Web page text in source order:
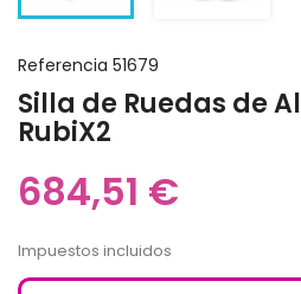
Referencia 51679
Silla de Ruedas de
RubiX2
684,51 €
Impuestos incluidos